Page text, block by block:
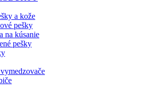
a kože
pešky
na kúsanie
pešky